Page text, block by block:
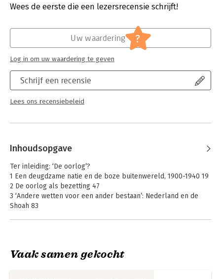
lange Tweede Wereldoorlog laat Romijn even meeslepend als
koloniën onverbrekelijk met elkaar samenhangen.
Deze nieuwe visie is onmisbaar voor wie wil begrijpen wat dit
uitzonderlijke decennium voor Nederland betekende – en ook
nu nog betekent.
Verschijningsdatum:
15-4-2020
Wees de eerste die een lezersrecensie schrijft!
Schrijf een recensie
Lees ons recensiebeleid
Uw waardering ?
Log in om uw waardering te geven
Inhoudsopgave
Ter inleiding: ‘De oorlog’?
1 Een deugdzame natie en de boze buitenwereld, 1900-1940 19
2 De oorlog als bezetting 47
3 ‘Andere wetten voor een ander bestaan’: Nederland en de
Shoah 83
Nawoord 251
Vaak samen gekocht